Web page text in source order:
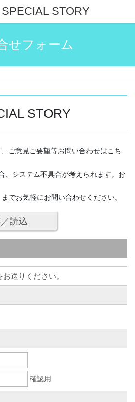
STORY
せフォーム
STORY
ご意見ご要望等お問い合わせはこち
、システム不具合が考えられます。お
でお気軽にお問い合わせください。